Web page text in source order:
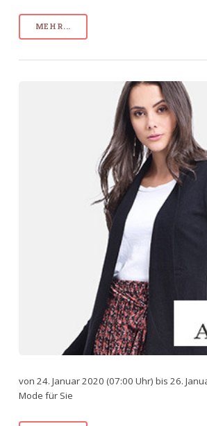
MEHR...
von 24. Januar 2020 (07:00 Uhr) bis 26.
Mode für Sie